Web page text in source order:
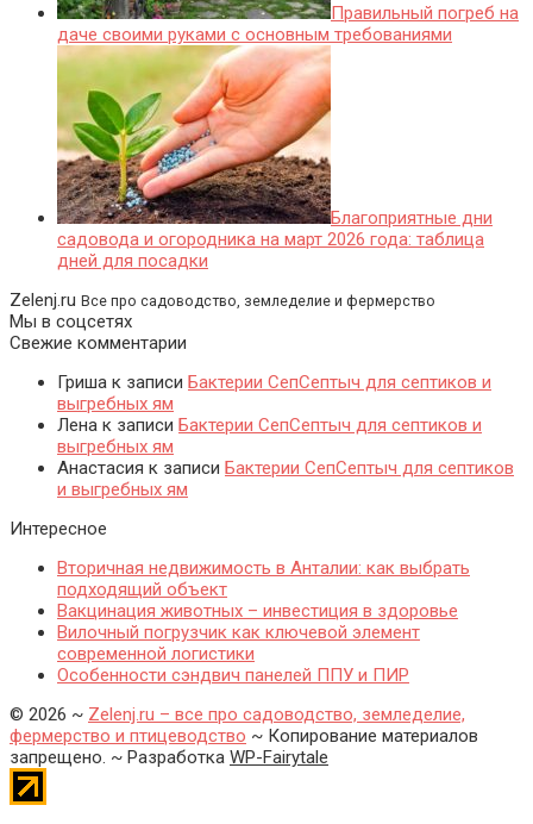
Правильный погреб на
даче своими руками с основным требованиями
Благоприятные дни
садовода и огородника на март 2026 года: таблица
дней для посадки
Zelenj.ru Все про садоводство, земледелие и фермерство
Мы в соцсетях
Свежие комментарии
Гриша к записи Бактерии СепСептыч для септиков и
выгребных ям
Лена к записи Бактерии СепСептыч для септиков и
выгребных ям
Анастасия к записи Бактерии СепСептыч для септиков
и выгребных ям
Интересное
Вторичная недвижимость в Анталии: как выбрать
подходящий объект
Вакцинация животных – инвестиция в здоровье
Вилочный погрузчик как ключевой элемент
современной логистики
Особенности сэндвич панелей ППУ и ПИР
© 2026 ~ Zelenj.ru – все про садоводство, земледелие,
фермерство и птицеводство ~ Копирование материалов
запрещено. ~ Разработка WP-Fairytale